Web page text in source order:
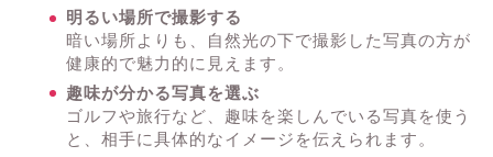
明るい場所で撮影する
暗い場所よりも、自然光の下で撮影した写真の方が
健康的で魅力的に見えます。
趣味が分かる写真を選ぶ
ゴルフや旅行など、趣味を楽しんでいる写真を使う
と、相手に具体的なイメージを伝えられます。